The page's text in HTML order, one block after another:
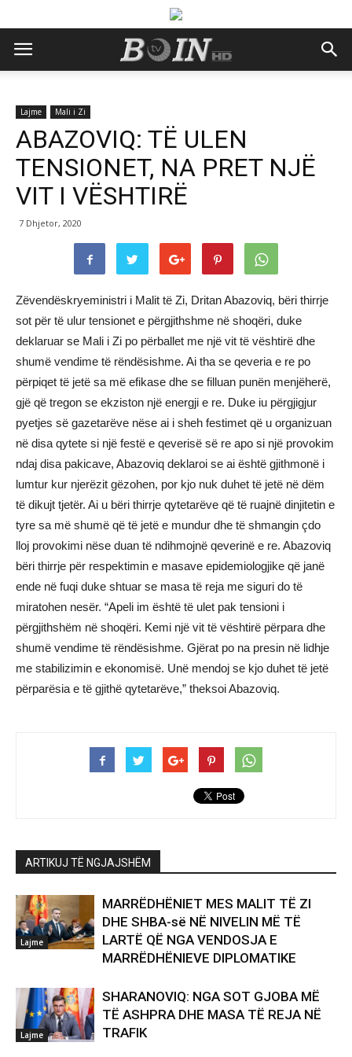
Lajme Mali i Zi
ABAZOVIQ: TË ULEN
TENSIONET, NA PRET NJË
VIT I VËSHTIRË
7 Dhjetor, 2020
Zëvendëskryeministri i Malit të Zi, Dritan Abazoviq, bëri thirrje
sot për të ulur tensionet e përgjithshme në shoqëri, duke
deklaruar se Mali i Zi po përballet me një vit të vështirë dhe
shumë vendime të rëndësishme. Ai tha se qeveria e re po
përpiqet të jetë sa më efikase dhe se filluan punën menjëherë,
gjë që tregon se ekziston një energji e re. Duke iu përgjigjur
pyetjes së gazetarëve nëse ai i sheh festimet që u organizuan
në disa qytete si një festë e qeverisë së re apo si një provokim
ndaj disa pakicave, Abazoviq deklaroi se ai është gjithmonë i
lumtur kur njerëzit gëzohen, por kjo nuk duhet të jetë në dëm
të dikujt tjetër. Ai u bëri thirrje qytetarëve që të ruajnë dinjitetin e
tyre sa më shumë që të jetë e mundur dhe të shmangin çdo
lloj provokimi nëse duan të ndihmojnë qeverinë e re. Abazoviq
bëri thirrje për respektimin e masave epidemiologjike që janë
ende në fuqi duke shtuar se masa të reja me siguri do të
miratohen nesër. “Apeli im është të ulet pak tensioni i
përgjithshëm në shoqëri. Kemi një vit të vështirë përpara dhe
shumë vendime të rëndësishme. Gjërat po na presin në lidhje
me stabilizimin e ekonomisë. Unë mendoj se kjo duhet të jetë
përparësia e të gjithë qytetarëve,” theksoi Abazoviq.
ARTIKUJ TË NGJAJSHËM
Lajme
MARRËDHËNIET MES MALIT TË ZI
DHE SHBA-së NË NIVELIN MË TË
LARTË QË NGA VENDOSJA E
MARRËDHËNIEVE DIPLOMATIKE
Lajme
SHARANOVIQ: NGA SOT GJOBA MË
TË ASHPRA DHE MASA TË REJA NË
TRAFIK